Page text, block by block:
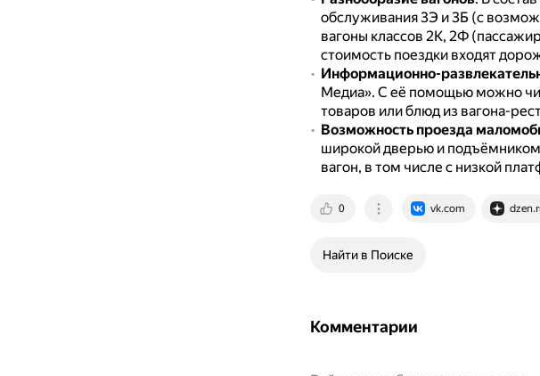
обслуживания 3Э и 3Б (с
вагоны классов 2К, 2Ф
стоимость поездки входят
Информационно-
Медиа». С её помощью можно
товаров или блюд из вагона-
Возможность проезда
широкой дверью и
вагон, в том числе с низкой
0 vk.com
Найти в Поиске
Комментарии